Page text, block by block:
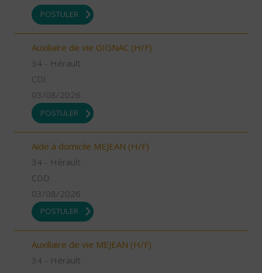
POSTULER
Auxiliaire de vie GIGNAC (H/F)
34 - Hérault
CDI
03/08/2026
POSTULER
Aide à domicile MEJEAN (H/F)
34 - Hérault
CDD
03/08/2026
POSTULER
Auxiliaire de vie MEJEAN (H/F)
34 - Hérault